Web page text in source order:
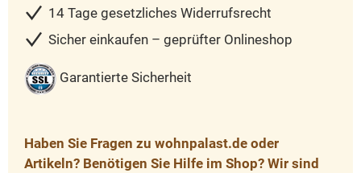
14 Tage gesetzliches Widerrufsrecht
Sicher einkaufen – geprüfter Onlineshop
Garantierte Sicherheit
Haben Sie Fragen zu wohnpalast.de oder
Artikeln? Benötigen Sie Hilfe im Shop? Wir sind